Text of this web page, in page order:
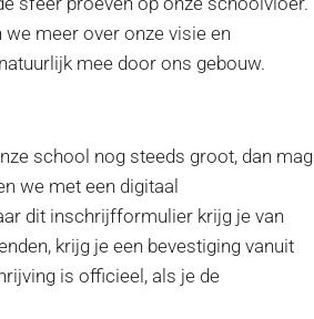
meer over onze visie en
mee door ons gebouw.
school nog steeds groot, dan mag
we met een digitaal
dit inschrijfformulier krijg je van
krijg je een bevestiging vanuit
is officieel, als je de